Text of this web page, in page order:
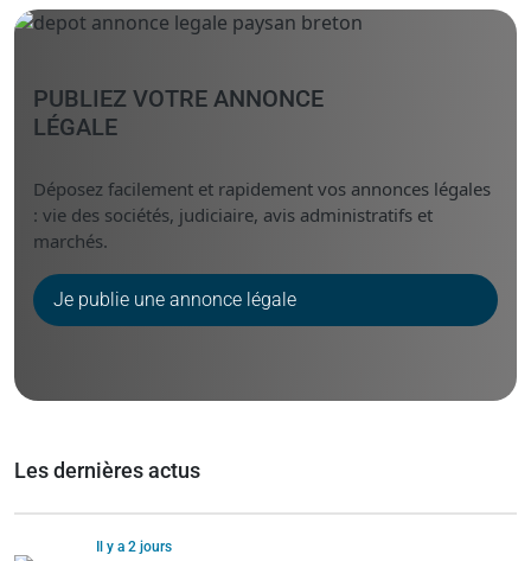
PUBLIEZ VOTRE ANNONCE
LÉGALE
Déposez facilement et rapidement vos annonces légales
: vie des sociétés, judiciaire, avis administratifs et
marchés.
Je publie une annonce légale
Les dernières actus
Il y a 2 jours